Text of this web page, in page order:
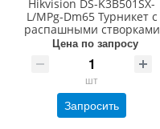
Hikvision DS-K3B501SX-
L/MPg-Dm65 Турникет с
распашными створками
Цена по запросу
шт
Запросить